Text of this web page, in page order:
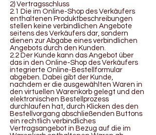
2) Vertragsschluss
2.1 Die im Online-Shop des Verkäufers
enthaltenen Produktbeschreibungen
stellen keine verbindlichen Angebote
seitens des Verkäufers dar, sondern
dienen zur Abgabe eines verbindlichen
Angebots durch den Kunden.
2.2 Der Kunde kann das Angebot über
das in den Online-Shop des Verkäufers
integrierte Online-Bestellformular
abgeben. Dabei gibt der Kunde,
nachdem er die ausgewählten Waren in
den virtuellen Warenkorb gelegt und den
elektronischen Bestellprozess
durchlaufen hat, durch Klicken des den
Bestellvorgang abschließenden Buttons
ein rechtlich verbindliches
Vertragsangebot in Bezug auf die im